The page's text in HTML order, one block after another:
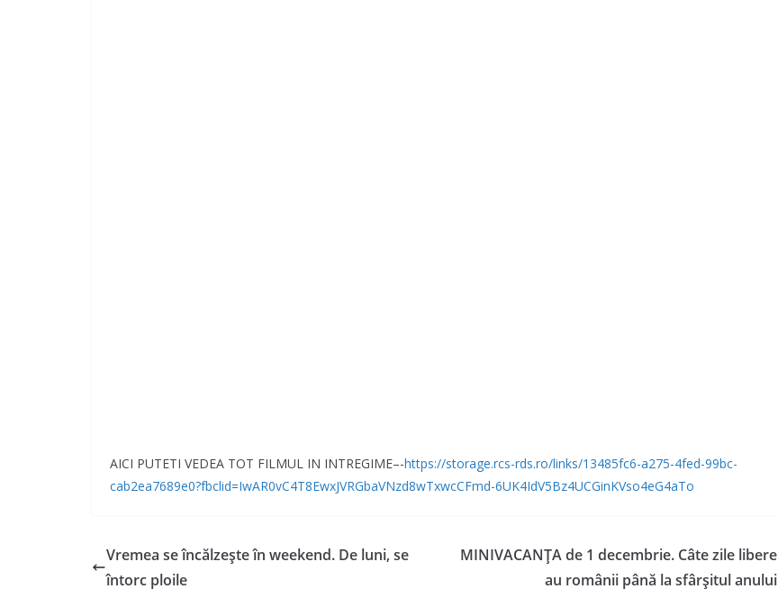
AICI PUTETI VEDEA TOT FILMUL IN INTREGIME–-https://storage.rcs-rds.ro/links/13485fc6-a275-4fed-99bc-
cab2ea7689e0?fbclid=IwAR0vC4T8EwxJVRGbaVNzd8wTxwcCFmd-6UK4IdV5Bz4UCGinKVso4eG4aTo
Vremea se încălzeşte în weekend. De luni, se
întorc ploile
MINIVACANŢA de 1 decembrie. Câte zile libere
au românii până la sfârşitul anului